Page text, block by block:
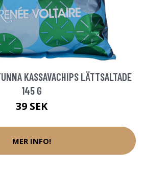
KASSAVACHIPS LÄTTSALTADE
145 G
39 SEK
MER INFO!